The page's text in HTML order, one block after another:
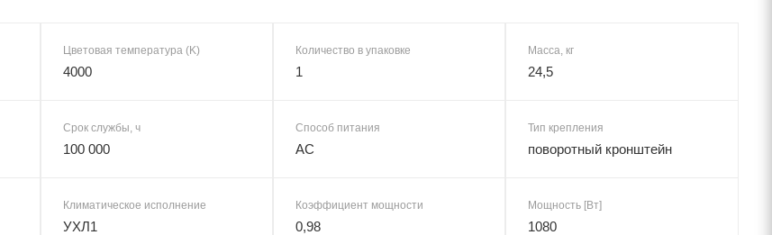
Цветовая температура (K)
4000
Количество в упаковке
1
Масса, кг
24,5
Срок службы, ч
100 000
Способ питания
AC
Тип крепления
поворотный кронштейн
Климатическое исполнение
УХЛ1
Коэффициент мощности
0,98
Мощность [Вт]
1080